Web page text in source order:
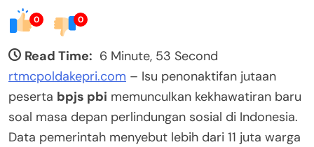
0 0
Read Time: 6 Minute, 53 Second
rtmcpoldakepri.com – Isu penonaktifan jutaan
peserta bpjs pbi memunculkan kekhawatiran baru
soal masa depan perlindungan sosial di Indonesia.
Data pemerintah menyebut lebih dari 11 juta warga